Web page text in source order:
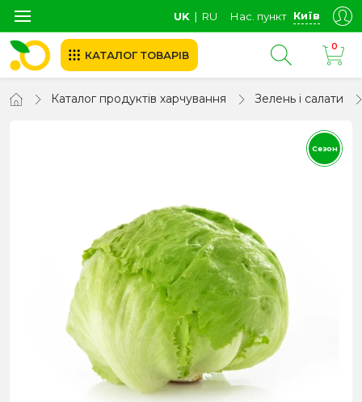
UK ∣ RU Нас. пункт Київ
КАТАЛОГ ТОВАРІВ
0
Каталог продуктів харчування Зелень і салати
Сезон